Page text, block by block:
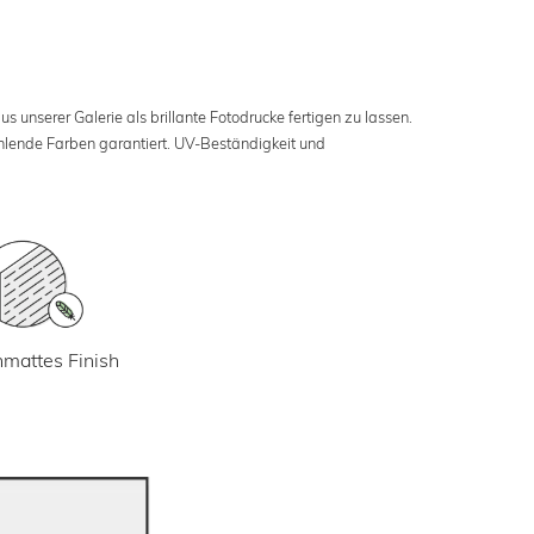
unserer Galerie als brillante Fotodrucke fertigen zu lassen.
Farben garantiert. UV-Beständigkeit und
Finish